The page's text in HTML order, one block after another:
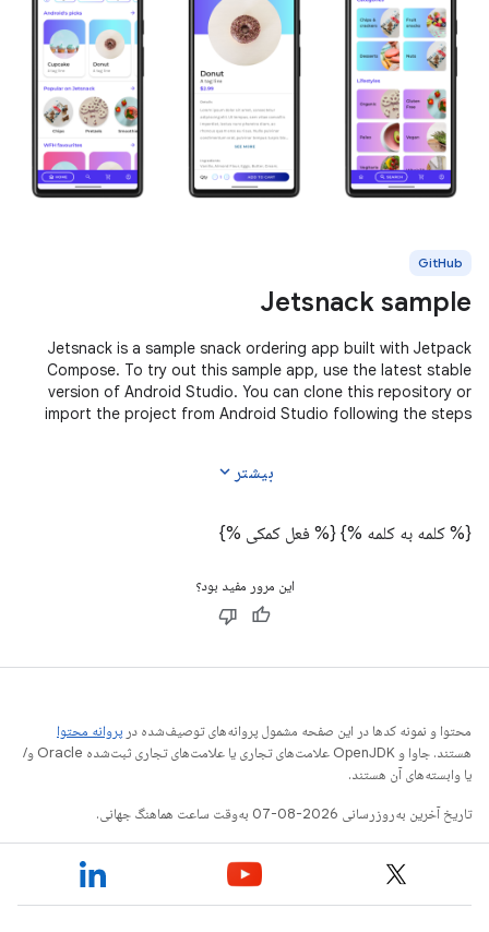
GitHub
Jetsnack sample
Jetsnack is a sample snack ordering app built with Jetpack
Compose. To try out this sample app, use the latest stable
version of Android Studio. You can clone this repository or
import the project from Android Studio following the steps
بیشتر expand_more
{% کلمه به کلمه %} {% فعل کمکی %}
این مرور مفید بود؟
محتوا و نمونه کدها در این صفحه مشمول پروانه‌های توصیف‌شده در پروانه محتوا
هستند. جاوا و OpenJDK علامت‌های تجاری یا علامت‌های تجاری ثبت‌شده Oracle و/
یا وابسته‌های آن هستند.
تاریخ آخرین به‌روزرسانی 2026-08-07 به‌وقت ساعت هماهنگ جهانی.